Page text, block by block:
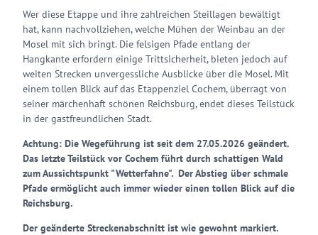
Wer diese Etappe und ihre zahlreichen Steillagen bewältigt
hat, kann nachvollziehen, welche Mühen der Weinbau an der
Mosel mit sich bringt. Die felsigen Pfade entlang der
Hangkante erfordern einige Trittsicherheit, bieten jedoch auf
weiten Strecken unvergessliche Ausblicke über die Mosel. Mit
einem tollen Blick auf das Etappenziel Cochem, überragt von
seiner märchenhaft schönen Reichsburg, endet dieses Teilstück
in der gastfreundlichen Stadt.
Achtung: Die Wegeführung ist seit dem 27.05.2026 geändert.
Das letzte Teilstück vor Cochem führt durch schattigen Wald
zum Aussichtspunkt "Wetterfahne". Der Abstieg über schmale
Pfade ermöglicht auch immer wieder einen tollen Blick auf die
Reichsburg.
Der geänderte Streckenabschnitt ist wie gewohnt markiert.